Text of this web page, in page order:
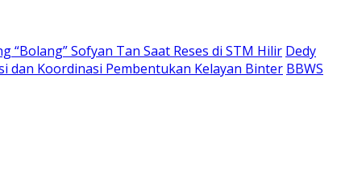
“Bolang” Sofyan Tan Saat Reses di STM Hilir Dedy
dan Koordinasi Pembentukan Kelayan Binter BBWS